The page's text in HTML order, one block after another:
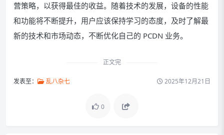
营策略，以获得最佳的收益。随着技术的发展，设备的性能
和功能将不断提升，用户应该保持学习的态度，及时了解最
新的技术和市场动态，不断优化自己的 PCDN 业务。
正文完
发表至： 乱八杂七 2025年12月21日
0